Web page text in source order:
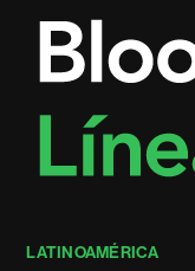
LATINOAMÉRICA